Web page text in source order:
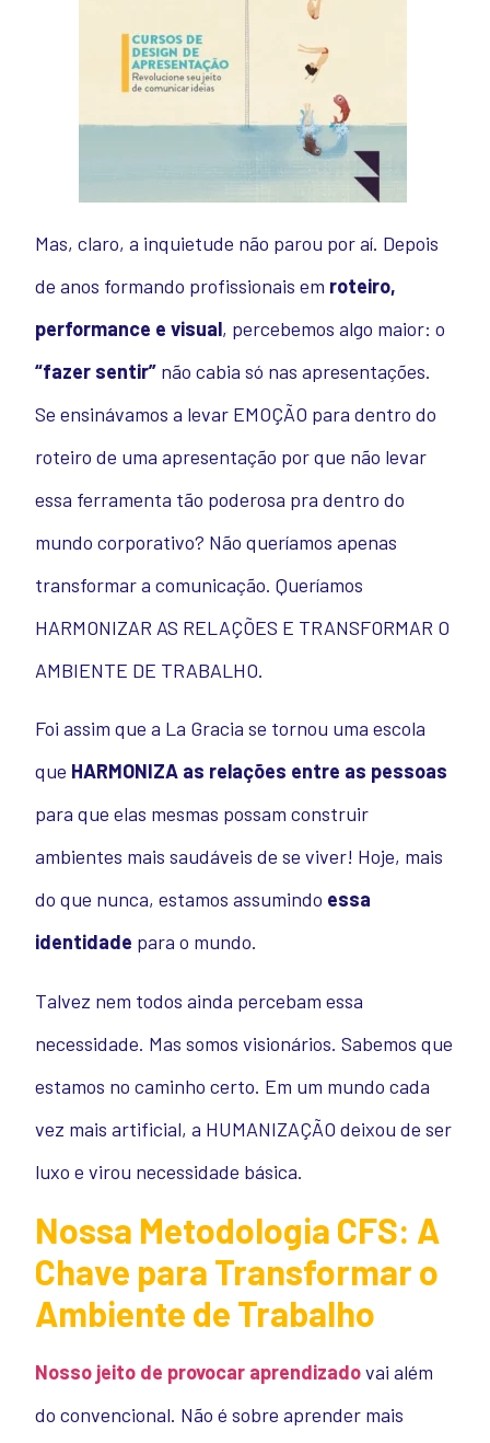
Mas, claro, a inquietude não parou por aí. Depois
de anos formando profissionais em roteiro,
performance e visual, percebemos algo maior: o
“fazer sentir” não cabia só nas apresentações.
Se ensinávamos a levar EMOÇÃO para dentro do
roteiro de uma apresentação por que não levar
essa ferramenta tão poderosa pra dentro do
mundo corporativo? Não queríamos apenas
transformar a comunicação. Queríamos
HARMONIZAR AS RELAÇÕES E TRANSFORMAR O
AMBIENTE DE TRABALHO.
Foi assim que a La Gracia se tornou uma escola
que HARMONIZA as relações entre as pessoas
para que elas mesmas possam construir
ambientes mais saudáveis de se viver! Hoje, mais
do que nunca, estamos assumindo essa
identidade para o mundo.
Talvez nem todos ainda percebam essa
necessidade. Mas somos visionários. Sabemos que
estamos no caminho certo. Em um mundo cada
vez mais artificial, a HUMANIZAÇÃO deixou de ser
luxo e virou necessidade básica.
Nossa Metodologia CFS: A
Chave para Transformar o
Ambiente de Trabalho
Nosso jeito de provocar aprendizadovai além
do convencional. Não é sobre aprender mais